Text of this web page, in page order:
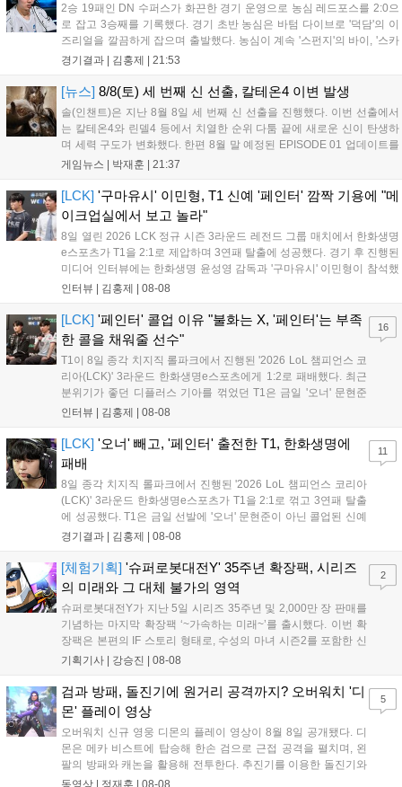
2승 19패인 DN 수퍼스가 화끈한 경기 운영으로 농심 레드포스를 2:0으
로 잡고 3승째를 기록했다. 경기 초반 농심은 바텀 다이브로 '덕담'의 이
즈리얼을 깔끔하게 잡으며 출발했다. 농심이 계속 '스펀지'의 바이, '스카
웃'의 신드라가 맹활약하며 초반부터 잡은 주도권을 계속 잘 굴렸다.
었...
경기결과 | 김홍제 21:53
[뉴스] 8/8(토) 세 번째 신 선출, 칼테온4 이변 발생
솔(인챈트)은 지난 8월 8일 세 번째 신 선출을 진행했다. 이번 선출에서
는 칼테온4와 린델4 등에서 치열한 순위 다툼 끝에 새로운 신이 탄생하
며 세력 구도가 변화했다. 한편 8월 말 예정된 EPISODE 01 업데이트를
통해 월드 콘텐츠가 추가될 예정이며, 이를 통해 추후 주신 및 절대신에
더욱 가속화될 전망이다....
게임뉴스 | 박재훈 21:37
[LCK] '구마유시' 이민형, T1 신예 '페인터' 깜짝 기용에 "메
이크업실에서 보고 놀라"
8일 열린 2026 LCK 정규 시즌 3라운드 레전드 그룹 매치에서 한화생명
e스포츠가 T1을 2:1로 제압하며 3연패 탈출에 성공했다. 경기 후 진행된
미디어 인터뷰에는 한화생명 윤성영 감독과 '구마유시' 이민형이 참석했
다. 먼저 승리 소감에 대해 윤성영 감독은 "오랜만에 승리해 기분이 좋고,
인터뷰 | 김홍제 08-08
[LCK] '페인터' 콜업 이유 "불화는 X, '페인터'는 부족
한 콜을 채워줄 선수"
T1이 8일 종각 치지직 롤파크에서 진행된 '2026 LoL 챔피언스 코
리아(LCK)' 3라운드 한화생명e스포츠에게 1:2로 패배했다. 최근
분위기가 좋던 디플러스 기아를 꺾었던 T1은 금일 '오너' 문현준
을 빼고 신예 '페인터' 김은후를 투입시키는 강수를 뒀으나 결국
즈' 김수환의 인터뷰 내...
인터뷰 | 김홍제 08-08
16
[LCK] '오너' 빼고, '페인터' 출전한 T1, 한화생명에
패배
8일 종각 치지직 롤파크에서 진행된 '2026 LoL 챔피언스 코리아
(LCK)' 3라운드 한화생명e스포츠가 T1을 2:1로 꺾고 3연패 탈출
에 성공했다. T1은 금일 선발에 '오너' 문현준이 아닌 콜업된 신예
'페인터' 김은후를 투입했지만, 결국 1:2로 패배하고 말았다. T1은
을 빼냈다....
경기결과 | 김홍제 08-08
11
[체험기획] '슈퍼로봇대전Y' 35주년 확장팩, 시리즈
의 미래와 그 대체 불가의 영역
슈퍼로봇대전Y가 지난 5일 시리즈 35주년 및 2,000만 장 판매를
기념하는 마지막 확장팩 ‘~가속하는 미래~’를 출시했다. 이번 확
장팩은 본편의 IF 스토리 형태로, 수성의 마녀 시즌2를 포함한 신
규 참전작과 크로스오버 합체기를 선보이며 작품을 완결 짓는다.
하는 몰입감 있는 서사와 조합을 구현하며 시리즈의 미래를 향한
새로운 가능성을 제시했다....
기획기사 | 강승진 08-08
2
검과 방패, 돌진기에 원거리 공격까지? 오버워치 '디
몬' 플레이 영상
오버워치 신규 영웅 디몬의 플레이 영상이 8월 8일 공개됐다. 디
몬은 메카 비스트에 탑승해 한손 검으로 근접 공격을 펼치며, 왼
팔의 방패와 캐논을 활용해 전투한다. 추진기를 이용한 돌진기와
참격 형태의 궁극기를 보유했고, 메카 파괴 시 맨몸으로 기관총을
동영상 | 정재훈 08-08
5